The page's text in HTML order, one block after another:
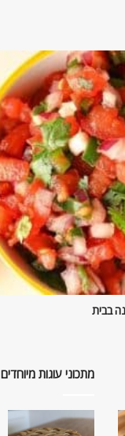
בבית
מתכוני עוגות מיוחדים